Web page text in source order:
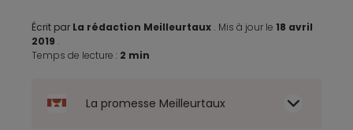
Écrit par La rédaction Meilleurtaux . Mis à jour le 18 avril
2019 .
Temps de lecture : 2 min
La promesse Meilleurtaux